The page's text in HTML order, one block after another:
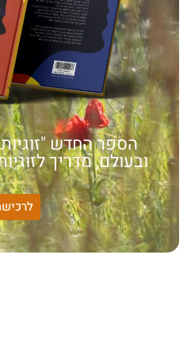
הספר החדש
ובעולם, מדריך